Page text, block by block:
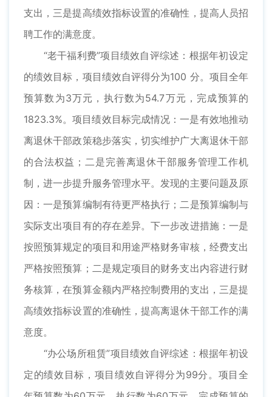
支出，三是提高绩效指标设置的准确性，提高人员招
聘工作的满意度。
“老干福利费”项目绩效自评综述：根据年初设定
的绩效目标，项目绩效自评得分为100 分。项目全年
预算数为3万元，执行数为54.7万元，完成预算的
1823.3%。项目绩效目标完成情况：一是有效地推动
离退休干部政策稳步落实，切实维护广大离退休干部
的合法权益；二是完善离退休干部服务管理工作机
制，进一步提升服务管理水平。发现的主要问题及原
因：一是预算编制有待更严格执行；二是预算编制与
实际支出项目有的存在差异。下一步改进措施：一是
按照预算规定的项目和用途严格财务审核，经费支出
严格按照预算；二是规定项目的财务支出内容进行财
务核算，在预算金额内严格控制费用的支出，三是提
高绩效指标设置的准确性，提高离退休干部工作的满
意度。
“办公场所租赁”项目绩效自评综述：根据年初设
定的绩效目标，项目绩效自评得分为99分。项目全